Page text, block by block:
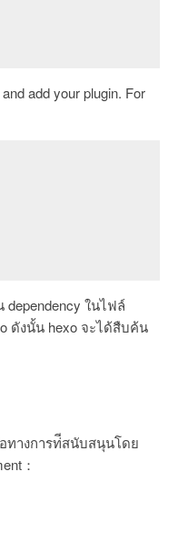
and add your plugin. For
ในไฟล์
ดังนั้น hexo จะได้สืบค้น
ทางการท่ีสนับสนุนโดย
：